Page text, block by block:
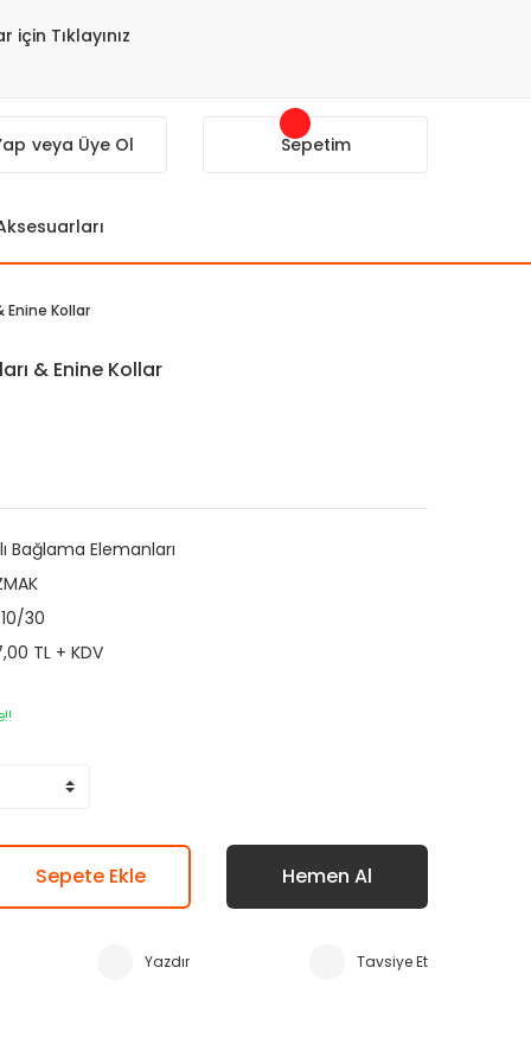
için Tıklayınız
veya Üye Ol Sepetim
Enine Kollar
& Enine Kollar
Bağlama Elemanları
30
TL + KDV
Sepete Ekle Hemen Al
Yazdır Tavsiye Et